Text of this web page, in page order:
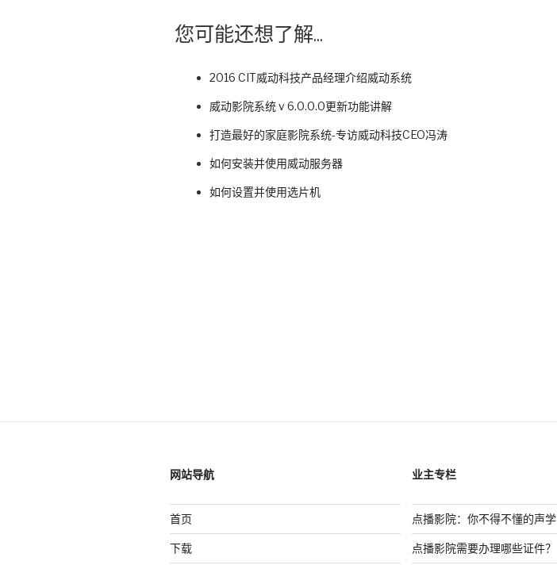
您可能还想了解...
2016 CIT威动科技产品经理介绍威动系统
威动影院系统 v 6.0.0.0更新功能讲解
打造最好的家庭影院系统-专访威动科技CEO冯涛
如何安装并使用威动服务器
如何设置并使用选片机
网站导航
首页
下载
业主专栏
点播影院：你不得不懂的声学
点播影院需要办理哪些证件？